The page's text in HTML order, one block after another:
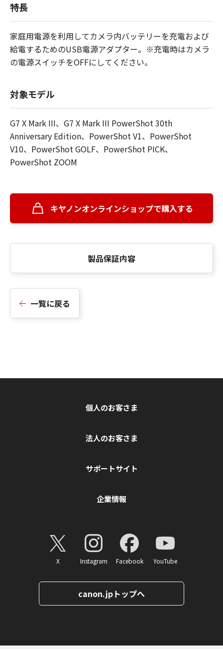
特長
家庭用電源を利用してカメラ内バッテリーを充電および
給電するためのUSB電源アダプター。※充電時はカメラ
の電源スイッチをOFFにしてください。
対象モデル
G7 X Mark III、G7 X Mark III PowerShot 30th
Anniversary Edition、PowerShot V1、PowerShot
V10、PowerShot GOLF、PowerShot PICK、
PowerShot ZOOM
キヤノンオンラインショップで購入する
製品保証内容
一覧に戻る
個人のお客さま
法人のお客さま
サポートサイト
企業情報
X Instagram Facebook YouTube
canon.jpトップへ